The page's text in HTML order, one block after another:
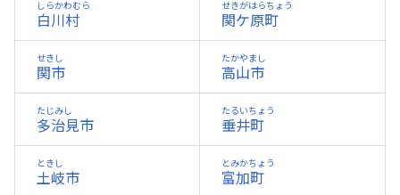
白川村
しらかわむら
関ケ原町
せきがはらちょう
関市
せきし
高山市
たかやまし
多治見市
たじみし
垂井町
たるいちょう
土岐市
ときし
富加町
とみかちょう